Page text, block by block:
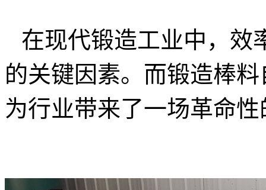
在现代锻造工业中，效
的关键因素。而锻造棒
为行业带来了一场革命